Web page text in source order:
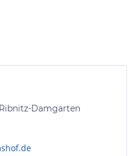
Ribnitz-Damgarten